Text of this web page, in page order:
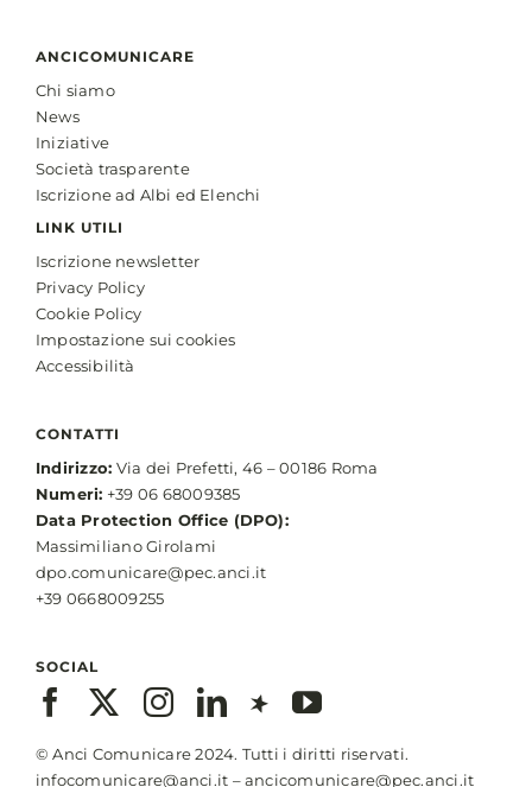
ANCICOMUNICARE
Chi siamo
News
Iniziative
Società trasparente
Iscrizione ad Albi ed Elenchi
LINK UTILI
Iscrizione newsletter
Privacy Policy
Cookie Policy
Impostazione sui cookies
Accessibilità
CONTATTI
Indirizzo: Via dei Prefetti, 46 – 00186 Roma
Numeri: +39 06 68009385
Data Protection Office (DPO):
Massimiliano Girolami
dpo.comunicare@pec.anci.it
+39 0668009255
SOCIAL
© Anci Comunicare 2024. Tutti i diritti riservati.
infocomunicare@anci.it –ancicomunicare@pec.anci.it